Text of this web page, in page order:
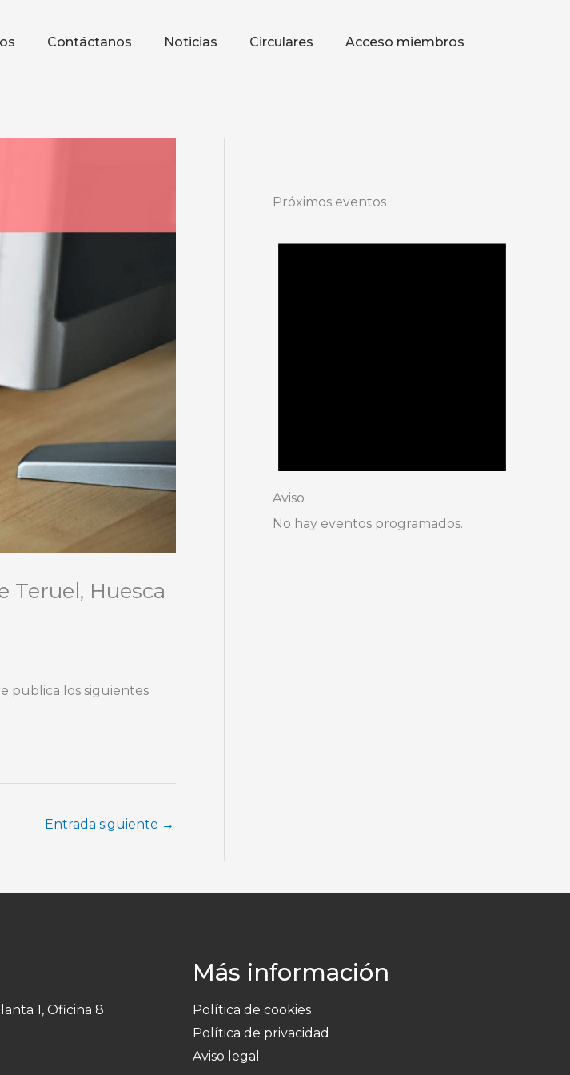
Contáctanos Noticias Circulares Acceso miembros
Teruel, Huesca
publica los siguientes
Entrada siguiente →
Próximos eventos
Aviso
No hay eventos programados.
1, Oficina 8
Más información
Política de cookies
Política de privacidad
Aviso legal